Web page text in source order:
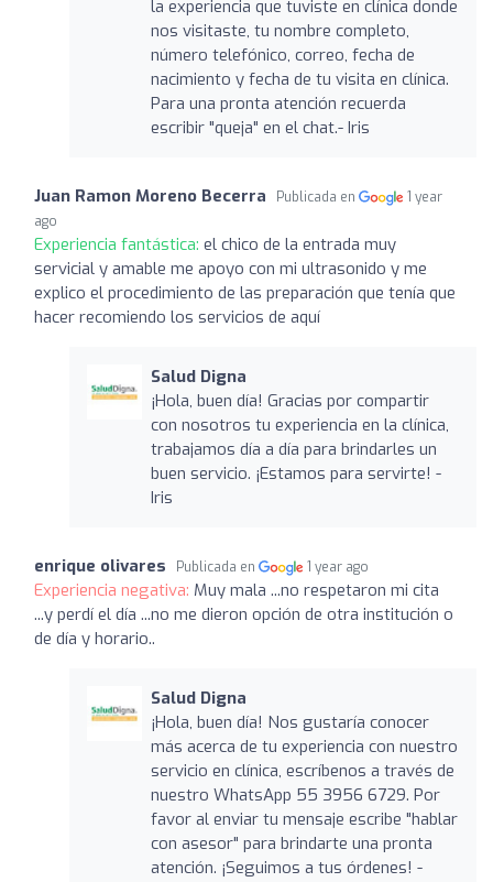
la experiencia que tuviste en clínica donde
nos visitaste, tu nombre completo,
número telefónico, correo, fecha de
nacimiento y fecha de tu visita en clínica.
Para una pronta atención recuerda
escribir "queja" en el chat.- Iris
Juan Ramon Moreno Becerra Publicada en
1 year
ago
Experiencia fantástica: el chico de la entrada muy
servicial y amable me apoyo con mi ultrasonido y me
explico el procedimiento de las preparación que tenía que
hacer recomiendo los servicios de aquí
Salud Digna
¡Hola, buen día! Gracias por compartir
con nosotros tu experiencia en la clínica,
trabajamos día a día para brindarles un
buen servicio. ¡Estamos para servirte! -
Iris
enrique olivares Publicada en 1 year ago
Experiencia negativa: Muy mala ...no respetaron mi cita
...y perdí el día ...no me dieron opción de otra institución o
de día y horario..
Salud Digna
¡Hola, buen día! Nos gustaría conocer
más acerca de tu experiencia con nuestro
servicio en clínica, escríbenos a través de
nuestro WhatsApp 55 3956 6729. Por
favor al enviar tu mensaje escribe "hablar
con asesor" para brindarte una pronta
atención. ¡Seguimos a tus órdenes! -